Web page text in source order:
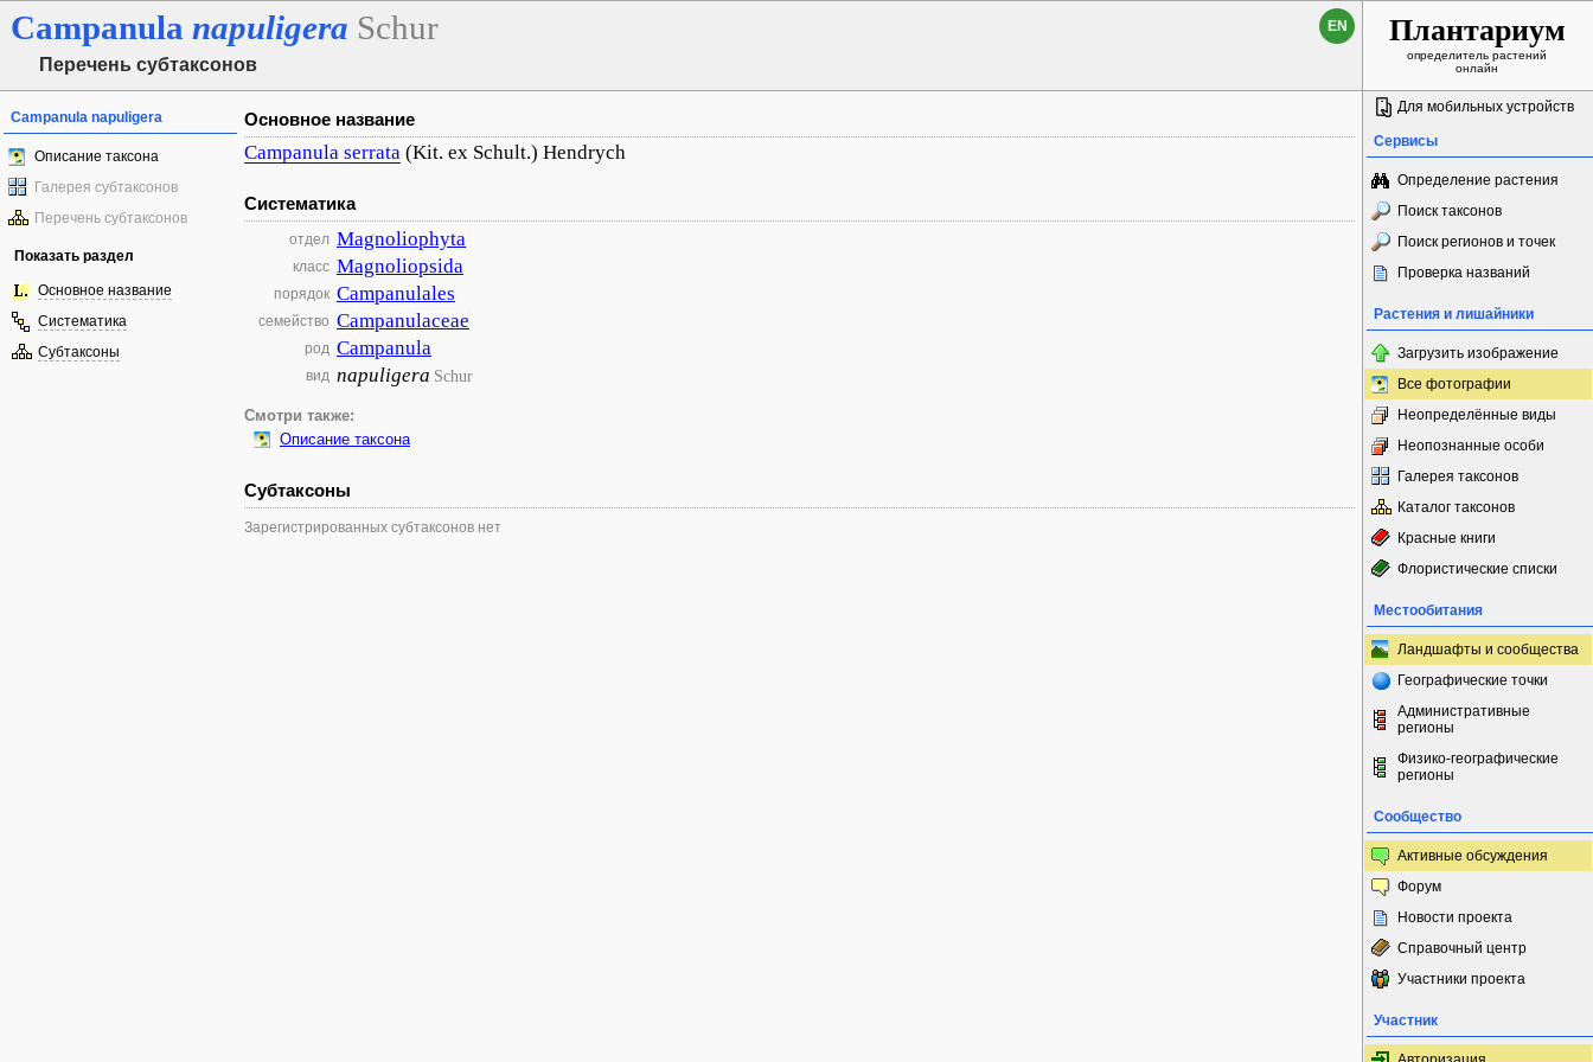
Campanula napuligera Schur
Перечень субтаксонов
EN Плантариум
определитель растений
онлайн
Campanula napuligera
Описание таксона
Галерея субтаксонов
Перечень субтаксонов
Показать раздел
Основное название
Систематика
Субтаксоны
Основное название
Campanula serrata (Kit. ex Schult.) Hendrych
Систематика
отдел Magnoliophyta
класс Magnoliopsida
порядок Campanulales
семейство Campanulaceae
род Campanula
вид napuligera Schur
Смотри также:
Описание таксона
Субтаксоны
Зарегистрированных субтаксонов нет
Для мобильных устройств
Сервисы
Определение растения
Поиск таксонов
Поиск регионов и точек
Проверка названий
Растения и лишайники
Загрузить изображение
Все фотографии
Неопределённые виды
Неопознанные особи
Галерея таксонов
Каталог таксонов
Красные книги
Флористические списки
Местообитания
Ландшафты и сообщества
Географические точки
Административные
регионы
Физико-географические
регионы
Сообщество
Активные обсуждения
Форум
Новости проекта
Справочный центр
Участники проекта
Участник